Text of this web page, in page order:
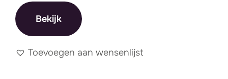
Bekijk
Toevoegen aan wensenlijst